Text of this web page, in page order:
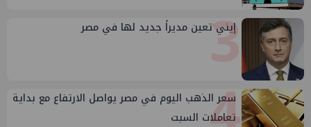
3
إيني تعين مديراً جديد لها في مصر
سعر الذهب اليوم في مصر يواصل الارتفاع مع بداية
تعاملات السبت